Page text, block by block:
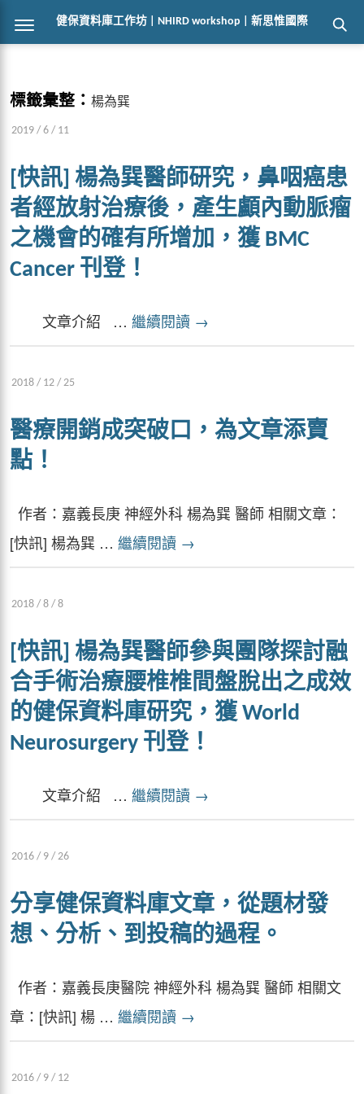
健保資料庫工作坊 | NHIRD workshop | 新思惟國際
標籤彙整： 楊為巽
2019 / 6 / 11
[快訊] 楊為巽醫師研究，鼻咽癌患
者經放射治療後，產生顱內動脈瘤
之機會的確有所增加，獲 BMC
Cancer 刊登！
文章介紹 … 繼續閱讀 →
2018 / 12 / 25
醫療開銷成突破口，為文章添賣
點！
作者：嘉義長庚 神經外科 楊為巽 醫師 相關文章：
[快訊] 楊為巽 … 繼續閱讀 →
2018 / 8 / 8
[快訊] 楊為巽醫師參與團隊探討融
合手術治療腰椎椎間盤脫出之成效
的健保資料庫研究，獲 World
Neurosurgery 刊登！
文章介紹 … 繼續閱讀 →
2016 / 9 / 26
分享健保資料庫文章，從題材發
想、分析、到投稿的過程。
作者：嘉義長庚醫院 神經外科 楊為巽 醫師 相關文
章：[快訊] 楊 … 繼續閱讀 →
2016 / 9 / 12